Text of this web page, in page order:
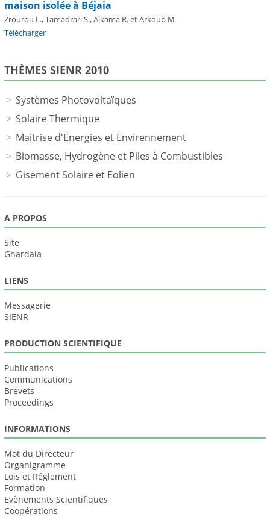
maison isolée à Béjaia
Zrourou L., Tamadrari S., Alkama R. et Arkoub M
Télécharger
THÈMES SIENR 2010
Systèmes Photovoltaïques
Solaire Thermique
Maitrise d'Energies et Envirennement
Biomasse, Hydrogène et Piles à Combustibles
Gisement Solaire et Eolien
A PROPOS
Site
Ghardaia
LIENS
Messagerie
SIENR
PRODUCTION SCIENTIFIQUE
Publications
Communications
Brevets
Proceedings
INFORMATIONS
Mot du Directeur
Organigramme
Lois et Réglement
Formation
Evènements Scientifiques
Coopérations